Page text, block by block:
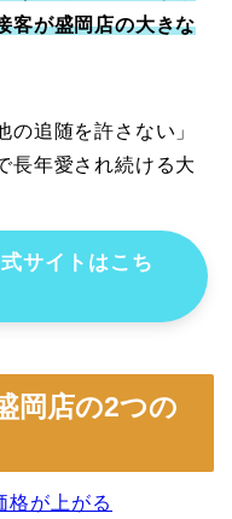
客が盛岡店の大きな
追随を許さない」
長年愛され続ける大
サイトはこち
岡店の2つの
格が上がる